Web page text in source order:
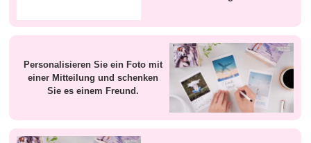
Personalisieren Sie ein Foto mit
einer Mitteilung und schenken
Sie es einem Freund.